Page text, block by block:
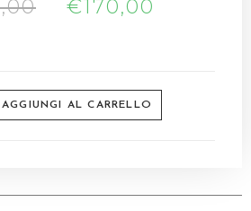
€170,00
AGGIUNGI AL CARRELLO